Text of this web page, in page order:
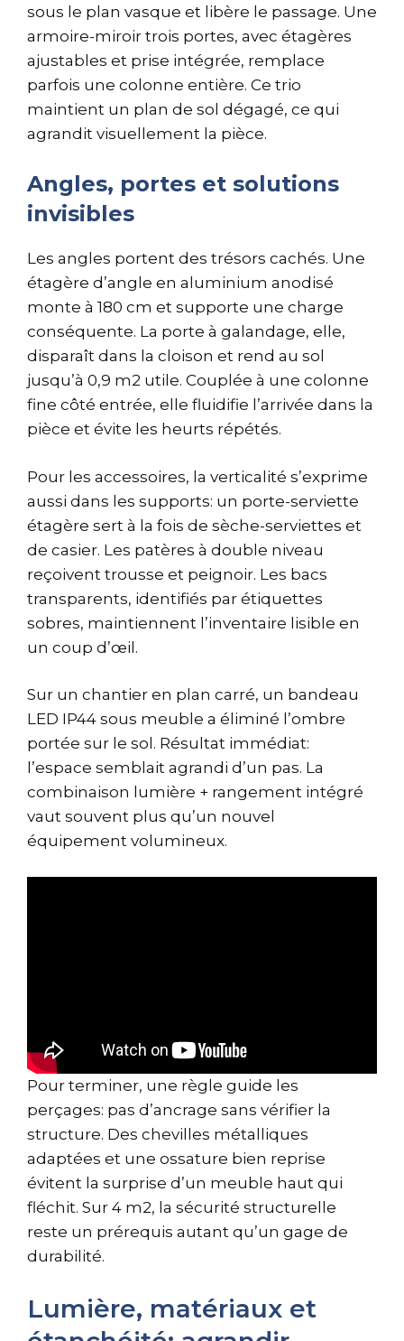
sous le plan vasque et libère le passage. Une
armoire-miroir trois portes, avec étagères
ajustables et prise intégrée, remplace
parfois une colonne entière. Ce trio
maintient un plan de sol dégagé, ce qui
agrandit visuellement la pièce.
Angles, portes et solutions
invisibles
Les angles portent des trésors cachés. Une
étagère d’angle en aluminium anodisé
monte à 180 cm et supporte une charge
conséquente. La porte à galandage, elle,
disparaît dans la cloison et rend au sol
jusqu’à 0,9 m2 utile. Couplée à une colonne
fine côté entrée, elle fluidifie l’arrivée dans la
pièce et évite les heurts répétés.
Pour les accessoires, la verticalité s’exprime
aussi dans les supports: un porte-serviette
étagère sert à la fois de sèche-serviettes et
de casier. Les patères à double niveau
reçoivent trousse et peignoir. Les bacs
transparents, identifiés par étiquettes
sobres, maintiennent l’inventaire lisible en
un coup d’œil.
Sur un chantier en plan carré, un bandeau
LED IP44 sous meuble a éliminé l’ombre
portée sur le sol. Résultat immédiat:
l’espace semblait agrandi d’un pas. La
combinaison lumière + rangement intégré
vaut souvent plus qu’un nouvel
équipement volumineux.
Pour terminer, une règle guide les
perçages: pas d’ancrage sans vérifier la
structure. Des chevilles métalliques
adaptées et une ossature bien reprise
évitent la surprise d’un meuble haut qui
fléchit. Sur 4 m2, la sécurité structurelle
reste un prérequis autant qu’un gage de
durabilité.
Lumière, matériaux et